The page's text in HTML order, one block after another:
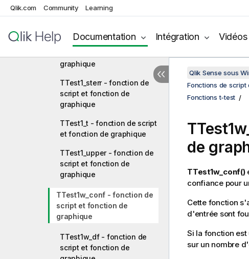
Qlik.com Community Learning
Documentation Intégration Vidéos
script et fonction de
TTest1_sig - fonction de
graphique
TTest1_sterr - fonction de
script et fonction de
graphique
TTest1_t - fonction de script
et fonction de graphique
TTest1_upper - fonction de
script et fonction de
graphique
TTest1w_conf - fonction de
script et fonction de
graphique
TTest1w_df - fonction de
script et fonction de
Qlik Sense sous
Fonctions de script
Fonctions t-test
de
TTest1w_conf()
confiance pour
Cette fonction
d'entrée sont
Si la fonction
sur un nombre